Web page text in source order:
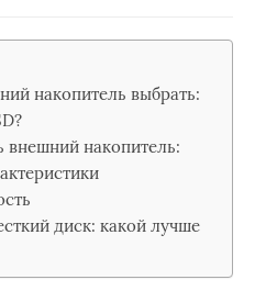
накопитель выбрать:
внешний накопитель:
диск: какой лучше